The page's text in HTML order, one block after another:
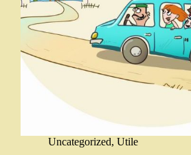
Uncategorized, Utile